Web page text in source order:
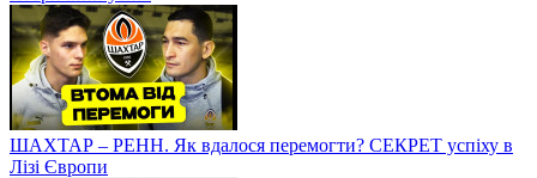
ШАХТАР – РЕНН. Як вдалося перемогти? СЕКРЕТ успіху в
Лізі Європи